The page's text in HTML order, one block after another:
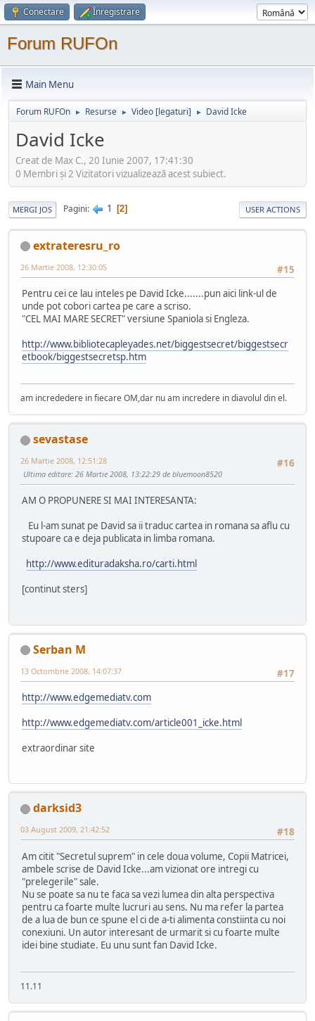
Conectare Înregistrare
Forum RUFOn
Main Menu
Forum RUFOn ► Resurse ► Video [legaturi] ► David Icke
David Icke
Creat de Max C., 20 Iunie 2007, 17:41:30
0 Membri şi 2 Vizitatori vizualizează acest subiect.
MERGI JOS Pagini 1 2 USER ACTIONS
extrateresru_ro
#15
26 Martie 2008, 12:30:05
Pentru cei ce lau inteles pe David Icke.......pun aici link-ul de
unde pot cobori cartea pe care a scriso.
"CEL MAI MARE SECRET" versiune Spaniola si Engleza.
http://www.bibliotecapleyades.net/biggestsecret/biggestsecr
etbook/biggestsecretsp.htm
am incrededere in fiecare OM,dar nu am incredere in diavolul din el.
sevastase
#16
26 Martie 2008, 12:51:28
Ultima editare: 26 Martie 2008, 13:22:29 de bluemoon8520
AM O PROPUNERE SI MAI INTERESANTA:
Eu l-am sunat pe David sa ii traduc cartea in romana sa aflu cu
stupoare ca e deja publicata in limba romana.
http://www.edituradaksha.ro/carti.html
[continut sters]
Serban M
#17
13 Octombrie 2008, 14:07:37
http://www.edgemediatv.com
http://www.edgemediatv.com/article001_icke.html
extraordinar site
darksid3
#18
03 August 2009, 21:42:52
Am citit "Secretul suprem" in cele doua volume, Copii Matricei,
ambele scrise de David Icke...am vizionat ore intregi cu
"prelegerile" sale.
Nu se poate sa nu te faca sa vezi lumea din alta perspectiva
pentru ca foarte multe lucruri au sens. Nu ma refer la partea
de a lua de bun ce spune el ci de a-ti alimenta constiinta cu noi
conexiuni. Un autor interesant de urmarit si cu foarte multe
idei bine studiate. Eu unu sunt fan David Icke.
11.11